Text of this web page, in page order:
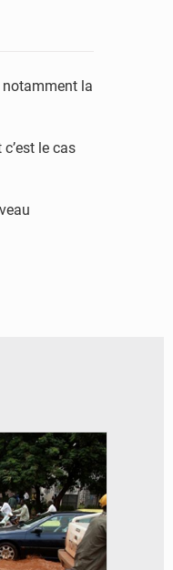
notamment la
le cas